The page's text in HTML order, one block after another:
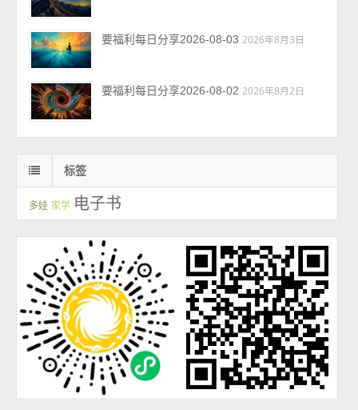
要福利每日分享2026-08-03 2026年8月3日
要福利每日分享2026-08-02 2026年8月2日
标签
多娃 家学 电子书